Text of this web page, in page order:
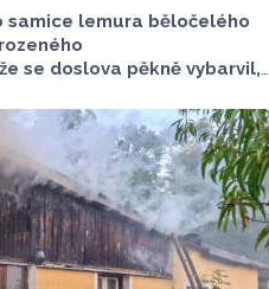
samice lemura běločelého
se doslova pěkně vybarvil,
samci se pyšní bílým